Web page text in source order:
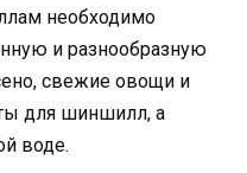
необходимо
и разнообразную
свежие овощи и
для шиншилл, а
воде.